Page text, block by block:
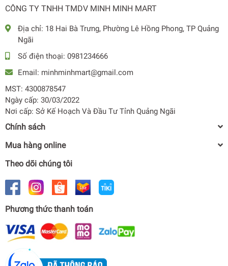
CÔNG TY TNHH TMDV MINH MINH MART
Địa chỉ: 18 Hai Bà Trưng, Phường Lê Hồng Phong, TP Quảng
Ngãi
Số điện thoại: 0981234666
Email: minhminhmart@gmail.com
MST: 4300878547
Ngày cấp: 30/03/2022
Nơi cấp: Sở Kế Hoạch Và Đầu Tư Tỉnh Quảng Ngãi
Chính sách
Mua hàng online
Theo dõi chúng tôi
Phương thức thanh toán